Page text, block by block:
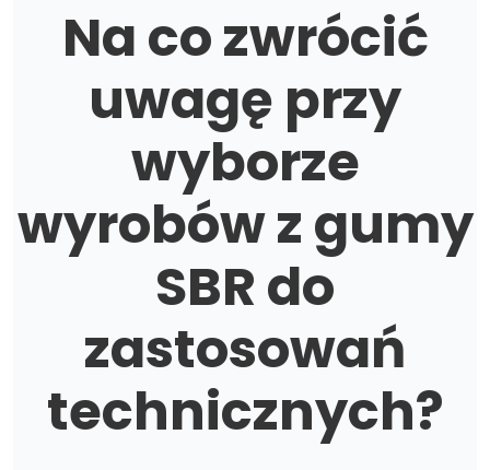
Na co zwrócić
uwagę przy
wyborze
wyrobów z gumy
SBR do
zastosowań
technicznych?